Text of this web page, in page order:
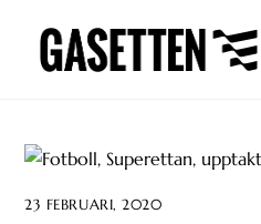
content
23 FEBRUARI, 2020